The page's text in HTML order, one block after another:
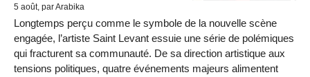
5 août, par Arabika
Longtemps perçu comme le symbole de la nouvelle scène
engagée, l’artiste Saint Levant essuie une série de polémiques
qui fracturent sa communauté. De sa direction artistique aux
tensions politiques, quatre événements majeurs alimentent